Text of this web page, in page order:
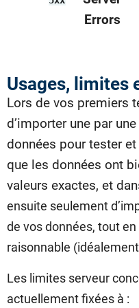
Errors
Usages, limites
Lors de vos premiers
d’importer une par
données pour tester
que les données ont
valeurs exactes, et
ensuite seulement
de vos données, tout
raisonnable
Les limites serveur
actuellement fixées à :